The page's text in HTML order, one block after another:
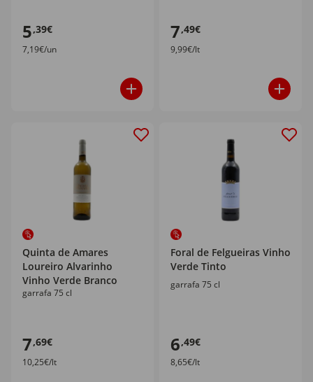
5,39€
7,19€/un
7,49€
9,99€/lt
Quinta de Amares
Loureiro Alvarinho
Vinho Verde Branco
garrafa 75 cl
7,69€
10,25€/lt
Foral de Felgueiras Vinho
Verde Tinto
garrafa 75 cl
6,49€
8,65€/lt